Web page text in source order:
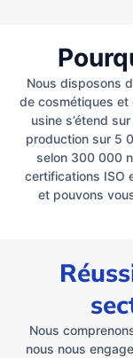
Nous disposons
de cosmétiques et
usine s’étend
production sur 5
selon 300 000
certifications ISO
et pouvons
Nous
nous nous